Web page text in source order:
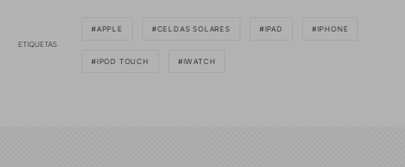
ETIQUETAS
APPLE CELDAS SOLARES IPAD IPHONE
IPOD TOUCH IWATCH